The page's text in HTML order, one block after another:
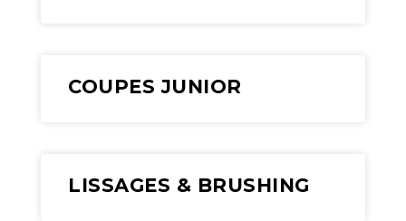
COUPES JUNIOR
LISSAGES & BRUSHING